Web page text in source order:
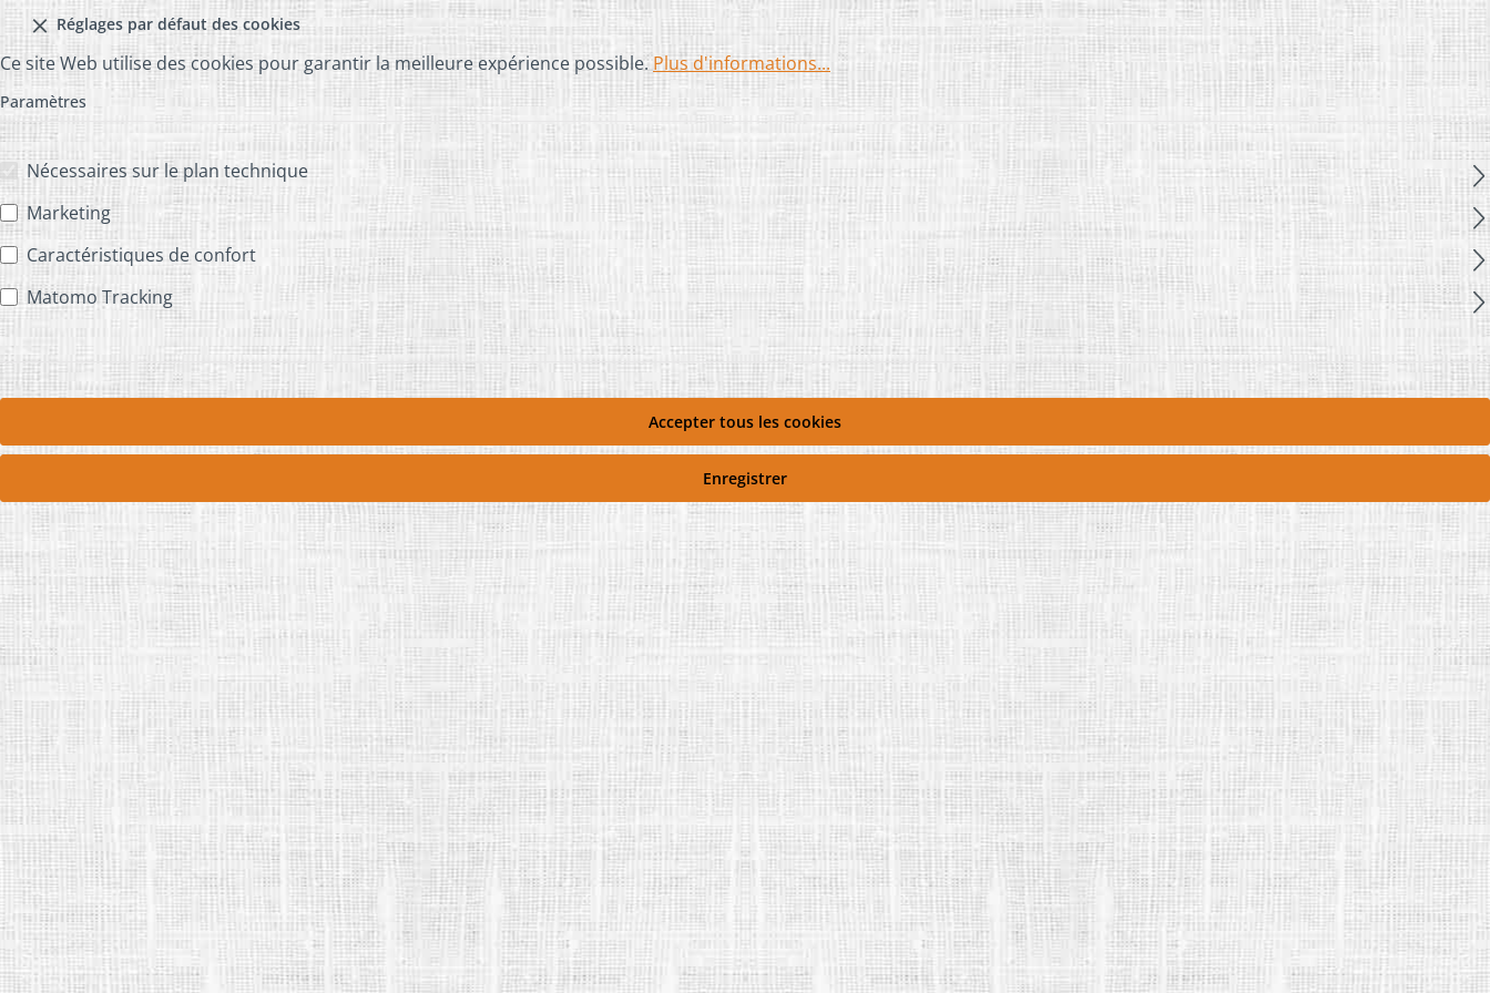
Réglages par défaut des cookies
Ce site Web utilise des cookies pour garantir la meilleure expérience possible.Plus d'informations...
Paramètres
Nécessaires sur le plan technique
Marketing
Caractéristiques de confort
Matomo Tracking
Accepter tous les cookies
Enregistrer